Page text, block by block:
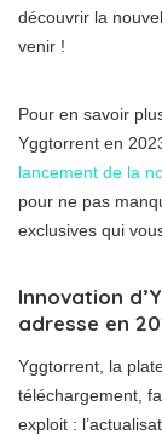
découvrir la
venir !
Pour en savoir
Yggtorrent en
lancement de la
pour ne pas
exclusives qui
Innovation
adresse en
Yggtorrent, la
téléchargement,
exploit :